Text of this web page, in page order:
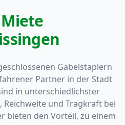
Gabelstaplern
Partner in der Stadt
in unterschiedlichster
Reichweite und Tragkraft bei
bieten den Vorteil, zu einem